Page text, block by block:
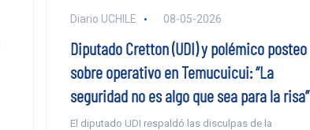
Diario UCHILE 08-05-2026
Diputado Cretton (UDI) y polémico posteo
sobre operativo en Temucuicui: “La
seguridad no es algo que sea para la risa”
El diputado UDI respaldó las disculpas de la